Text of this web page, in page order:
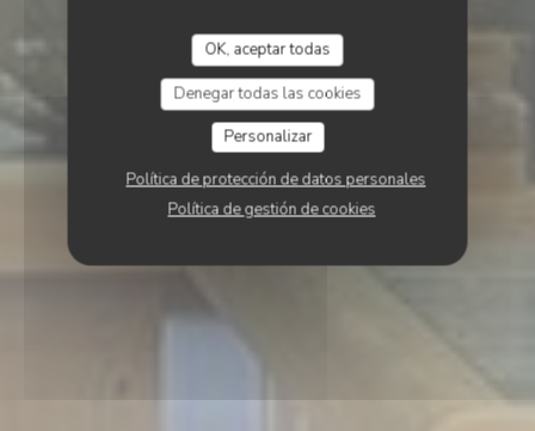
OK, aceptar todas
Denegar todas las cookies
Personalizar
Política de protección de datos personales
Política de gestión de cookies